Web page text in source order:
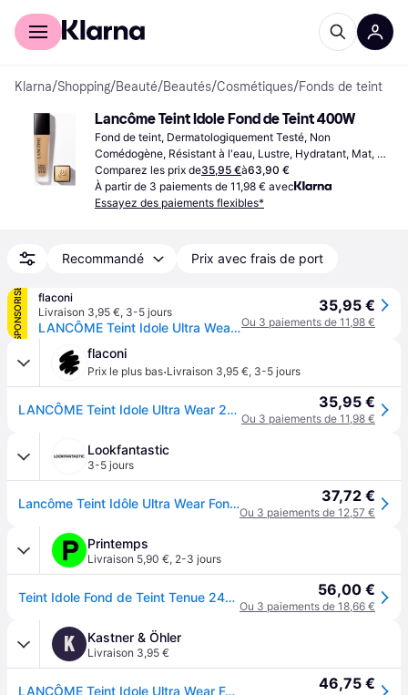
Acheter avec Klarna
Klarna/Shopping/Beauté/Beautés/Cosmétiques/Fonds de teint
Lancôme Teint Idole Fond de Teint 400W
Fond de teint, Dermatologiquement Testé, Non
Comédogène, Résistant à l'eau, Lustre, Hydratant, Mat,
Longue Tenue, SPF
Comparez les prix de35,95 €à63,90 €
À partir de 3 paiements de 11,98 € avec
Essayez des paiements flexibles*
Recommandé Prix avec frais de port
SPONSORISÉ
flaconi
Livraison 3,95 €, 3-5 jours
LANCÔME Teint Idole Ultra Wear 24H Wear & Comfort Fond de teint
35,95 €
Ou 3 paiements de 11,98 €
flaconi
Prix le plus bas·Livraison 3,95 €, 3-5 jours
LANCÔME Teint Idole Ultra Wear 24H Wear & Comfort Fond de teint 35,95 €
Ou 3 paiements de 11,98 €
Lookfantastic
3-5 jours
Lancôme Teint Idôle Ultra Wear Fond de Teint 30ml (nuances variées) - 400W 37,72 €
Ou 3 paiements de 12,57 €
Printemps
Livraison 5,90 €, 2-3 jours
Teint Idole Fond de Teint Tenue 24h Fini Mat Naturel SPF35 - Enrichi En Soin 56,00 €
Ou 3 paiements de 18,66 €
K Kastner & Öhler
Livraison 3,95 €
LANCÔME Teint Idole Ultra Wear Foundation 30ml ( 400W ) 46,75 €